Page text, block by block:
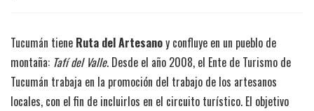
Tucumán tiene Ruta del Artesanoy confluye en un pueblo de
montaña: Tafí del Valle. Desde el año 2008, el Ente de Turismo de
Tucumán trabaja en la promoción del trabajo de los artesanos
locales, con el fin de incluirlos en el circuito turístico. El objetivo